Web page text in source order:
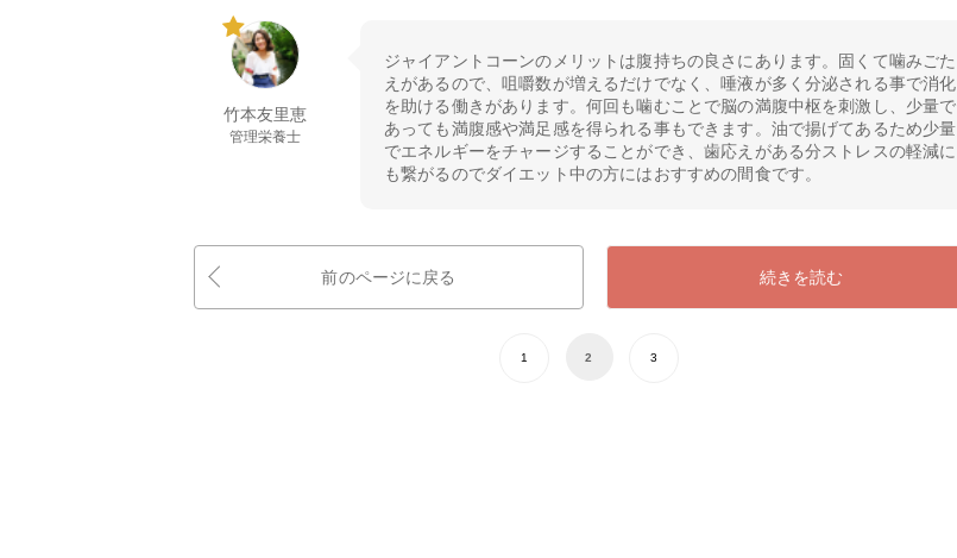
竹本友里恵
管理栄養士
ジャイアントコーンのメリットは腹持ちの良さにあります。固くて噛みごた
えがあるので、咀嚼数が増えるだけでなく、唾液が多く分泌される事で消化
を助ける働きがあります。何回も噛むことで脳の満腹中枢を刺激し、少量で
あっても満腹感や満足感を得られる事もできます。油で揚げてあるため少量
でエネルギーをチャージすることができ、歯応えがある分ストレスの軽減に
も繋がるのでダイエット中の方にはおすすめの間食です。
前のページに戻る 続きを読む
1 2 3